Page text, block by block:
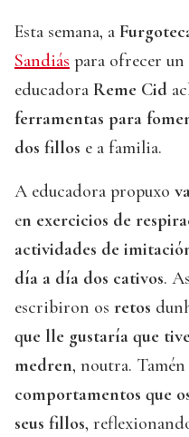
Esta semana, a
Sandiás para ofrecer
educadora Reme Cid
ferramentas para
dos fillos e a familia.
A educadora propuxo
en exercicios de
actividades de
día a día dos cativos.
escribiron os retos
que lle gustaría que
medren, noutra. Tamén
comportamentos que
seus fillos,